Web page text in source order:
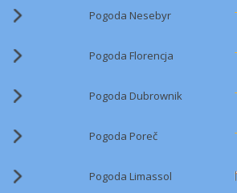
Pogoda Nesebyr
Pogoda Florencja
Pogoda Dubrownik
Pogoda Poreč
Pogoda Limassol